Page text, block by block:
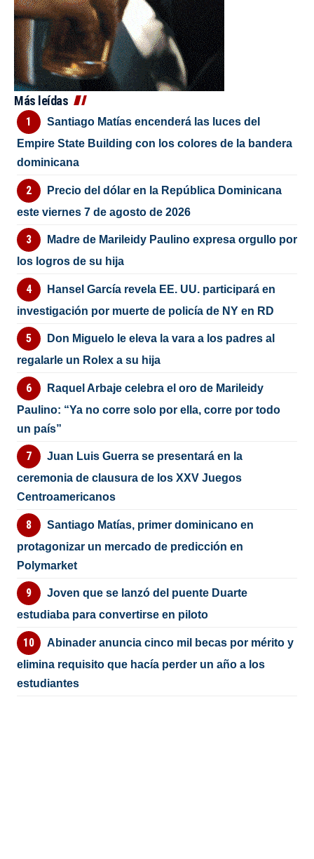
Más leídas
Santiago Matías encenderá las luces del
Empire State Building con los colores de la bandera
dominicana
Precio del dólar en la República Dominicana
este viernes 7 de agosto de 2026
Madre de Marileidy Paulino expresa orgullo por
los logros de su hija
Hansel García revela EE. UU. participará en
investigación por muerte de policía de NY en RD
Don Miguelo le eleva la vara a los padres al
regalarle un Rolex a su hija
Raquel Arbaje celebra el oro de Marileidy
Paulino: “Ya no corre solo por ella, corre por todo
un país”
Juan Luis Guerra se presentará en la
ceremonia de clausura de los XXV Juegos
Centroamericanos
Santiago Matías, primer dominicano en
protagonizar un mercado de predicción en
Polymarket
Joven que se lanzó del puente Duarte
estudiaba para convertirse en piloto
Abinader anuncia cinco mil becas por mérito y
elimina requisito que hacía perder un año a los
estudiantes